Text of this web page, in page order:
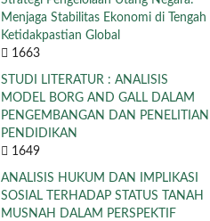
Menjaga Stabilitas Ekonomi di Tengah
Ketidakpastian Global
1663
STUDI LITERATUR : ANALISIS
MODEL BORG AND GALL DALAM
PENGEMBANGAN DAN PENELITIAN
PENDIDIKAN
1649
ANALISIS HUKUM DAN IMPLIKASI
SOSIAL TERHADAP STATUS TANAH
MUSNAH DALAM PERSPEKTIF